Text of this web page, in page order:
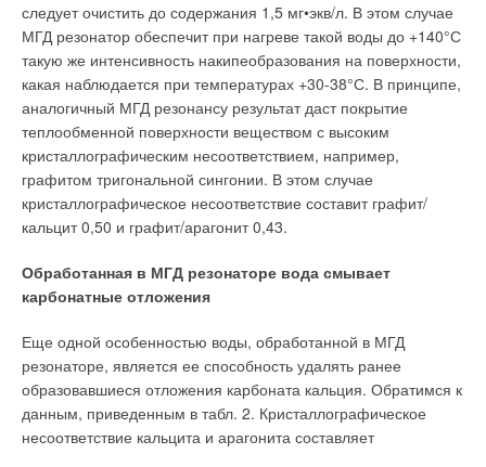
следует очистить до содержания 1,5 мг•экв/л. В этом случае
МГД резонатор обеспечит при нагреве такой воды до +140°С
такую же интенсивность накипеобразования на поверхности,
какая наблюдается при температурах +30-38°С. В принципе,
аналогичный МГД резонансу результат даст покрытие
теплообменной поверхности веществом с высоким
кристаллографическим несоответствием, например,
графитом тригональной сингонии. В этом случае
кристаллографическое несоответствие составит графит/
кальцит 0,50 и графит/арагонит 0,43.
Обработанная в МГД резонаторе вода смывает
карбонатные отложения
Еще одной особенностью воды, обработанной в МГД
резонаторе, является ее способность удалять ранее
образовавшиеся отложения карбоната кальция. Обратимся к
данным, приведенным в табл. 2. Кристаллографическое
несоответствие кальцита и арагонита составляет